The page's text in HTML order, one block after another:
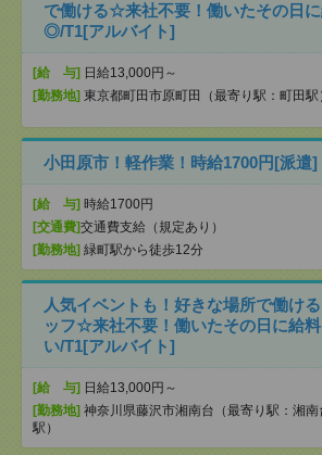
で働ける☆来社不要！働いたその日
◎/T1[アルバイト]
[給 与] 日給13,000円～
[勤務地] 東京都町田市原町田（最寄り駅：町田駅
小田原市！軽作業！時給1700円[派遣]
[給 与] 時給1700円
[交通費]交通費支給（規定あり）
[勤務地] 緑町駅から徒歩12分
人気イベントも！好きな場所で働け
ッフ☆来社不要！働いたその日に給
い/T1[アルバイト]
[給 与] 日給13,000円～
[勤務地] 神奈川県藤沢市湘南台（最寄り駅：湘南
駅）